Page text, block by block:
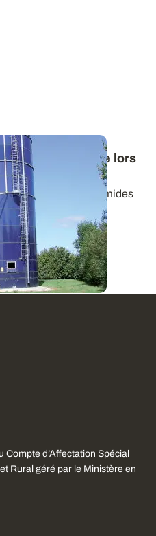
qualité maintenue lors
maïs conservés humides
y...
d’Affectation Spécial
Rural géré par le Ministère en